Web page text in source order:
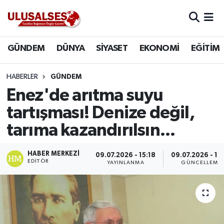
GÜNDEM DÜNYA SİYASET EKONOMİ EĞİTİM
HABERLER GÜNDEM
Enez'de arıtma suyu
tartışması! Denize değil,
tarıma kazandırılsın...
HABER MERKEZI
EDITÖR
09.07.2026 - 15:18
YAYINLANMA
09.07.2026 -
GÜNCELLEME
DÜNYA
SİYASET
EKONOMİ
SAĞLIK
MAGAZİN
SPOR
Trafik Durumu
Süper Lig Puan Durumu ve Fikstür
Tüm Manşetler
Haber Arşivi